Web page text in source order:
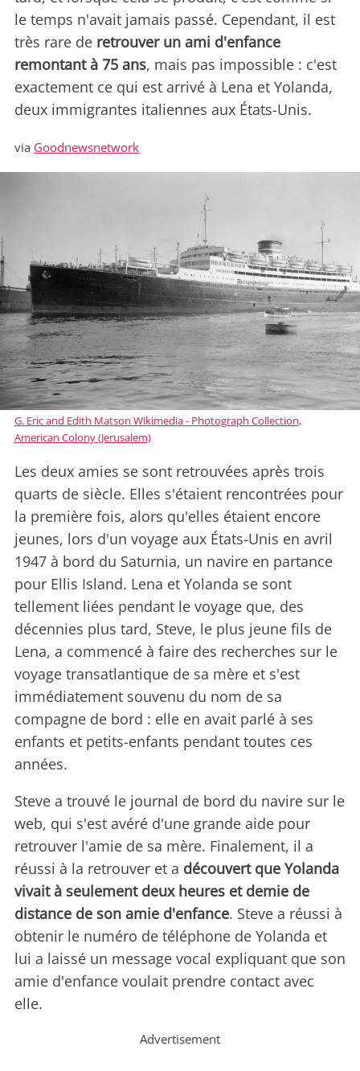
le temps n'avait jamais passé. Cependant, il est
très rare de retrouver un ami d'enfance
remontant à 75 ans, mais pas impossible : c'est
exactement ce qui est arrivé à Lena et Yolanda,
deux immigrantes italiennes aux États-Unis.
via Goodnewsnetwork
G. Eric and Edith Matson Wikimedia - Photograph Collection,
American Colony (Jerusalem)
Les deux amies se sont retrouvées après trois
quarts de siècle. Elles s'étaient rencontrées pour
la première fois, alors qu'elles étaient encore
jeunes, lors d'un voyage aux États-Unis en avril
1947 à bord du Saturnia, un navire en partance
pour Ellis Island. Lena et Yolanda se sont
tellement liées pendant le voyage que, des
décennies plus tard, Steve, le plus jeune fils de
Lena, a commencé à faire des recherches sur le
voyage transatlantique de sa mère et s'est
immédiatement souvenu du nom de sa
compagne de bord : elle en avait parlé à ses
enfants et petits-enfants pendant toutes ces
années.
Steve a trouvé le journal de bord du navire sur le
web, qui s'est avéré d'une grande aide pour
retrouver l'amie de sa mère. Finalement, il a
réussi à la retrouver et a découvert que Yolanda
vivait à seulement deux heures et demie de
distance de son amie d'enfance. Steve a réussi à
obtenir le numéro de téléphone de Yolanda et
lui a laissé un message vocal expliquant que son
amie d'enfance voulait prendre contact avec
elle.
Advertisement